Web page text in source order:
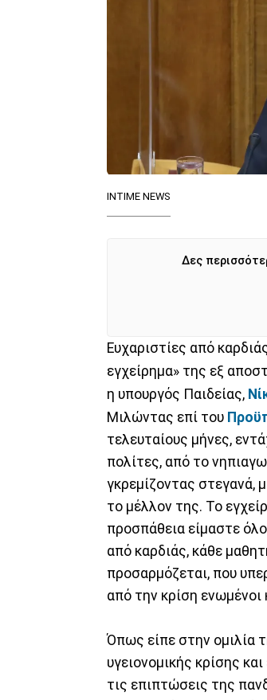
INTIME NEWS
Δες
Ευχαριστίες από
εγχείρημα» της εξ
η υπουργός Παιδείας,
Μιλώντας επί του
τελευταίους μήνες,
πολίτες, από το
γκρεμίζοντας στεγανά,
το μέλλον της. Το
προσπάθεια είμαστε
από καρδιάς, κάθε
προσαρμόζεται, που
από την κρίση ενωμένοι
Όπως είπε στην ομιλία
υγειονομικής κρίσης
τις επιπτώσεις της